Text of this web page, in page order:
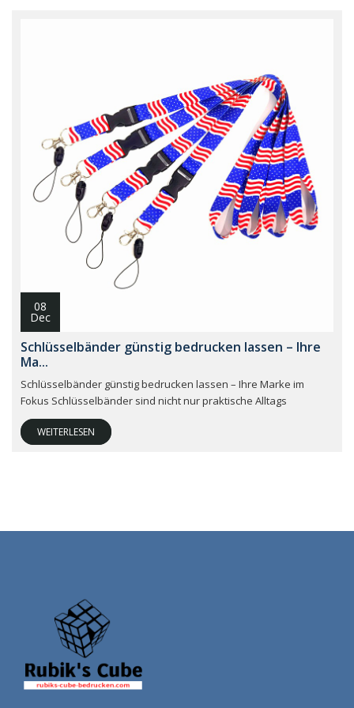
08
Dec
Schlüsselbänder günstig bedrucken lassen – Ihre
Ma...
Schlüsselbänder günstig bedrucken lassen – Ihre Marke im
Fokus Schlüsselbänder sind nicht nur praktische Alltags
WEITERLESEN